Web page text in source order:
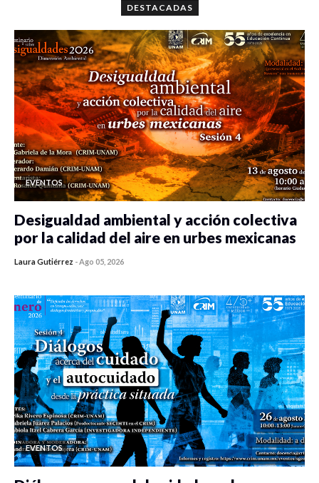
DESTACADAS
EVENTOS
Desigualdad ambiental y acción colectiva
por la calidad del aire en urbes mexicanas
Laura Gutiérrez -Ago 05, 2026
EVENTOS